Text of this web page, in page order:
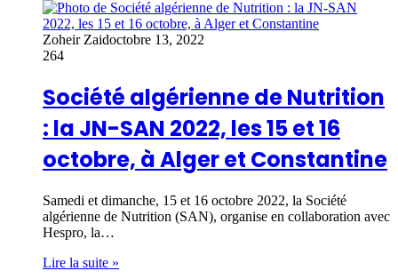
Zoheir Zaidoctobre 13, 2022
264
Société algérienne de Nutrition
: la JN-SAN 2022, les 15 et 16
octobre, à Alger et Constantine
Samedi et dimanche, 15 et 16 octobre 2022, la Société
algérienne de Nutrition (SAN), organise en collaboration avec
Hespro, la…
Lire la suite »